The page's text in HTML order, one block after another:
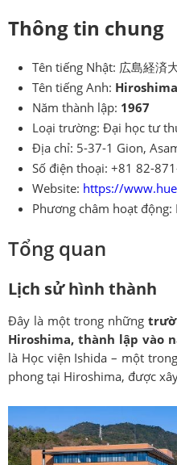
Thông tin chung
Tên tiếng Nhật: 広島経済
Tên tiếng Anh:
Năm thành lập: 1967
Loại trường: Đại học tư
Địa chỉ: 5-37-1 Gion,
Số điện thoại: +81 82-
Website: https://
Phương châm hoạt
Tổng quan
Lịch sử hình thành
Đây là một trong những
Hiroshima, thành lập vào
là Học viện Ishida – một
phong tại Hiroshima, được